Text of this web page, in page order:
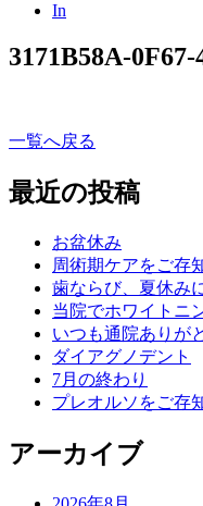
In
3171B58A-
一覧へ戻る
最近の投稿
お盆休み
周術期ケアをご存
歯ならび、夏休み
当院でホワイトニ
いつも通院ありが
ダイアグノデント
7月の終わり
プレオルソをご存
アーカイブ